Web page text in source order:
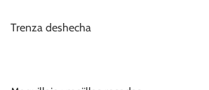
Trenza deshecha